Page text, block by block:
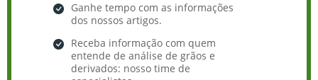
Ganhe tempo com as informações
dos nossos artigos.
Receba informação com quem
entende de análise de grãos e
derivados: nosso time de